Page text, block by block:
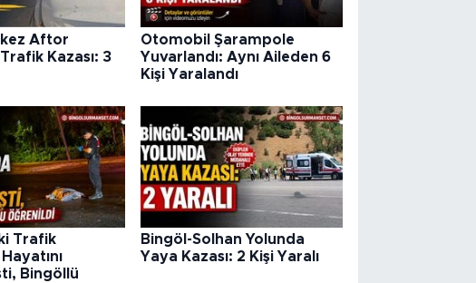
Aftor
Kazası: 3
Otomobil Şarampole
Yuvarlandı: Aynı Aileden 6
Kişi Yaralandı
Trafik
Bingöllü
Bingöl-Solhan Yolunda
Yaya Kazası: 2 Kişi Yaralı